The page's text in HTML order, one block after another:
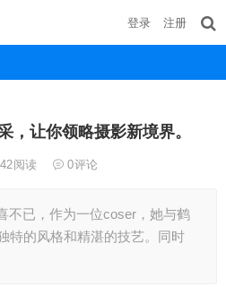
登录 注册
，让你领略摄影新境界。
阅读 0评论
不已，作为一位coser，她与鹤
特的风格和精湛的技艺。同时